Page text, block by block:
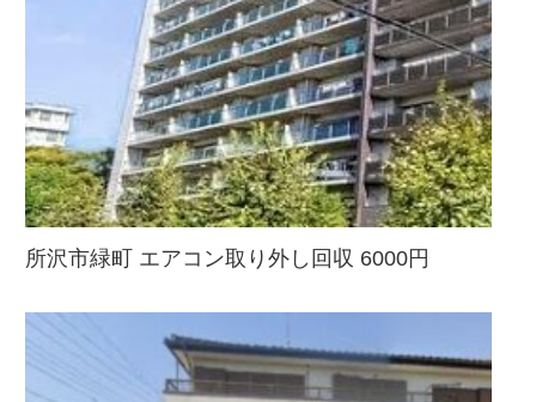
所沢市緑町 エアコン取り外し回収 6000円